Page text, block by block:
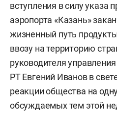
вступления в силу указа
аэропорта «Казань»
жизненный путь
ввозу на территорию
руководителя
РТ Евгений Иванов в
реакции общества на
обсуждаемых тем этой